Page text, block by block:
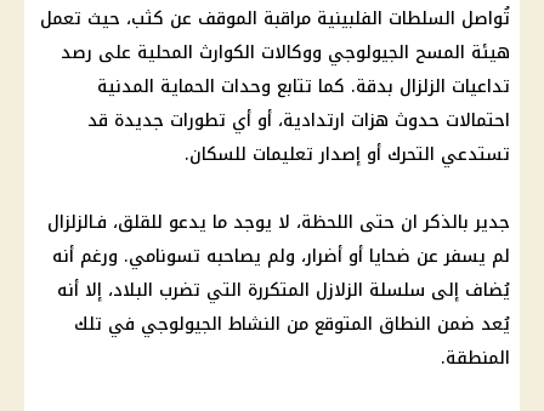
تُواصل السلطات الفلبينية مراقبة الموقف عن كثب، حيث تعمل
هيئة المسح الجيولوجي ووكالات الكوارث المحلية على رصد
تداعيات الزلزال بدقة. كما تتابع وحدات الحماية المدنية
احتمالات حدوث هزات ارتدادية، أو أي تطورات جديدة قد
تستدعي التحرك أو إصدار تعليمات للسكان.
جدير بالذكر ان حتى اللحظة، لا يوجد ما يدعو للقلق، فـالزلزال
لم يسفر عن ضحايا أو أضرار، ولم يصاحبه تسونامي. ورغم أنه
يُضاف إلى سلسلة الزلازل المتكررة التي تضرب البلاد، إلا أنه
يُعد ضمن النطاق المتوقع من النشاط الجيولوجي في تلك
المنطقة.